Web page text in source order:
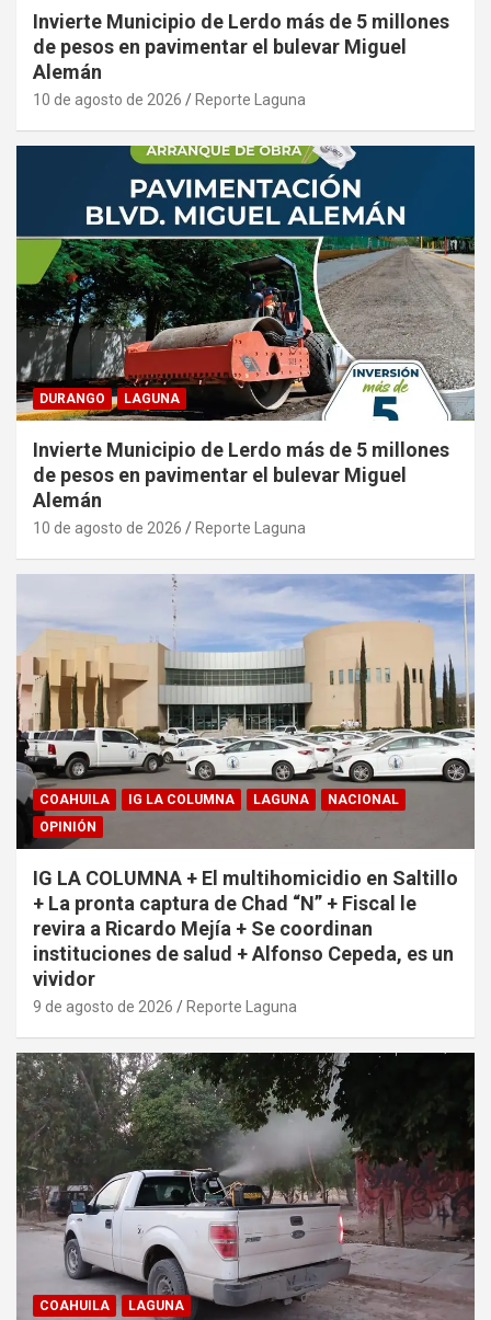
Invierte Municipio de Lerdo más de 5 millones
de pesos en pavimentar el bulevar Miguel
Alemán
10 de agosto de 2026 Reporte Laguna
DURANGO LAGUNA
Invierte Municipio de Lerdo más de 5 millones
de pesos en pavimentar el bulevar Miguel
Alemán
10 de agosto de 2026 Reporte Laguna
COAHUILA IG LA COLUMNA LAGUNA
NACIONAL
OPINIÓN
IG LA COLUMNA + El multihomicidio en Saltillo
+ La pronta captura de Chad “N” + Fiscal le
revira a Ricardo Mejía + Se coordinan
instituciones de salud + Alfonso Cepeda, es un
vividor
9 de agosto de 2026 Reporte Laguna
COAHUILA LAGUNA